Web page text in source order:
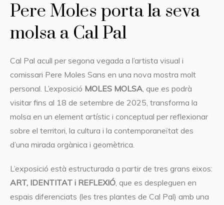
Pere Moles porta la seva
molsa a Cal Pal
Cal Pal acull per segona vegada a l’artista visual i
comissari Pere Moles Sans en una nova mostra molt
personal. L’exposició MOLES MOLSA, que es podrà
visitar fins al 18 de setembre de 2025, transforma la
molsa en un element artístic i conceptual per reflexionar
sobre el territori, la cultura i la contemporaneïtat des
d’una mirada orgànica i geomètrica.
L’exposició està estructurada a partir de tres grans eixos:
ART, IDENTITAT i REFLEXIÓ, que es despleguen en
espais diferenciats (les tres plantes de Cal Pal) amb una